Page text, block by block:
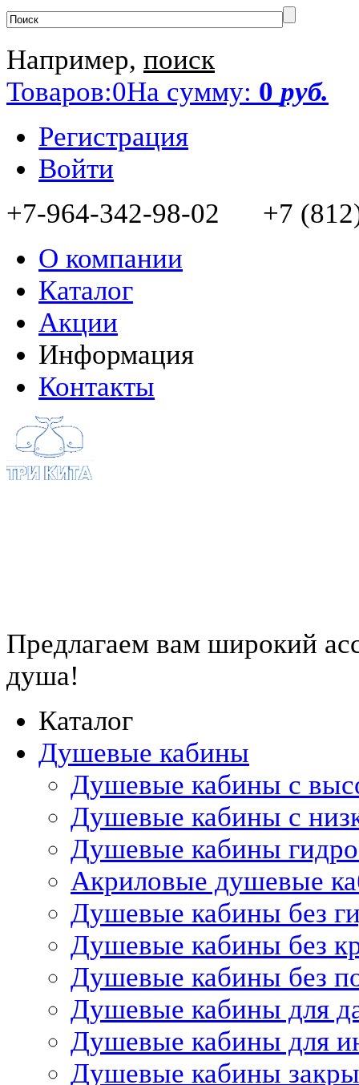
Например, поиск
Товаров:0На сумму: 0 руб.
Регистрация
Войти
+7-964-342-98-02 +7
О компании
Каталог
Акции
Информация
Контакты
Предлагаем вам широкий
душа!
Каталог
Душевые кабины
Душевые кабины с
Душевые кабины с
Душевые кабины
Акриловые душевые
Душевые кабины без
Душевые кабины без
Душевые кабины без
Душевые кабины для
Душевые кабины для
Душевые кабины